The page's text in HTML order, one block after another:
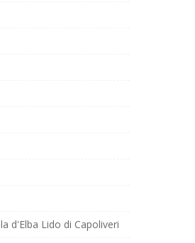
d'Elba Lido di Capoliveri